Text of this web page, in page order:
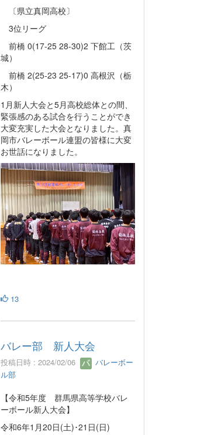
〔県立真岡高校〕
3位リーグ
前橋 0(17-25 28-30)2 下館工（茨
城）
前橋 2(25-23 25-17)0 高根沢（栃
木）
1月新人大会と5月高校総体との間、
緊張感のある試合を行うことができ
大変充実した大会となりました。真
岡市バレーボール連盟の皆様に大変
お世話になりました。
13
バレー部 新人大会
投稿日時 : 2024/02/06
バレーボー
ル部
【令和5年度 群馬県高等学校バレ
ーボール新人大会】
令和6年1月20日(土)･21日(日)